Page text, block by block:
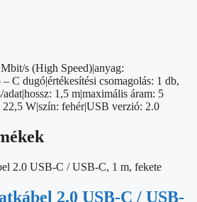
s (High Speed)|anyag:
C dugó|értékesítési csomagolás: 1 db,
1,5 m|maximális áram: 5
W|szín: fehér|USB verzió: 2.0
2.0 USB-C / USB-